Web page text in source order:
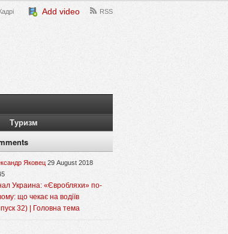
Add video RSS
Туризм
Яковец 29 August 2018
Украина: «Євробляхи» по-
що чекає на водіїв
32) | Головна тема